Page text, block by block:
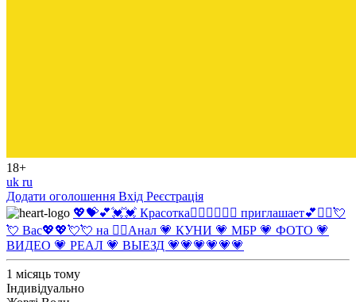
18+
uk ru
Додати оголошення Вхід Реєстрація
💖💝💕💓💓 Красотка❤️‍🔥❤️‍🔥💘💖 приглашает💕❤️‍🔥💘
💘 Вас💖💖💘💘 на ❤️‍🔥Анал 💗 КУНИ 💗 МБР 💗 ФОТО 💗
ВИДЕО 💗 РЕАЛ 💗 ВЫЕЗД 💗💗💗💗💗💗
1 місяць тому
Індивідуально